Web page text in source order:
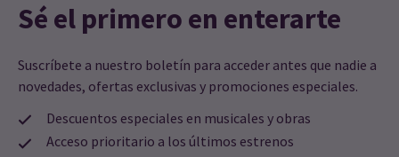
Sé el primero en enterarte
Suscríbete a nuestro boletín para acceder antes que nadie a
novedades, ofertas exclusivas y promociones especiales.
Descuentos especiales en musicales y obras
Acceso prioritario a los últimos estrenos